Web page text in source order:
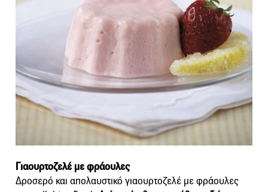
Γιαουρτοζελέ με φράουλες
Δροσερό και απολαυστικό γιαουρτοζελέ με φράουλες